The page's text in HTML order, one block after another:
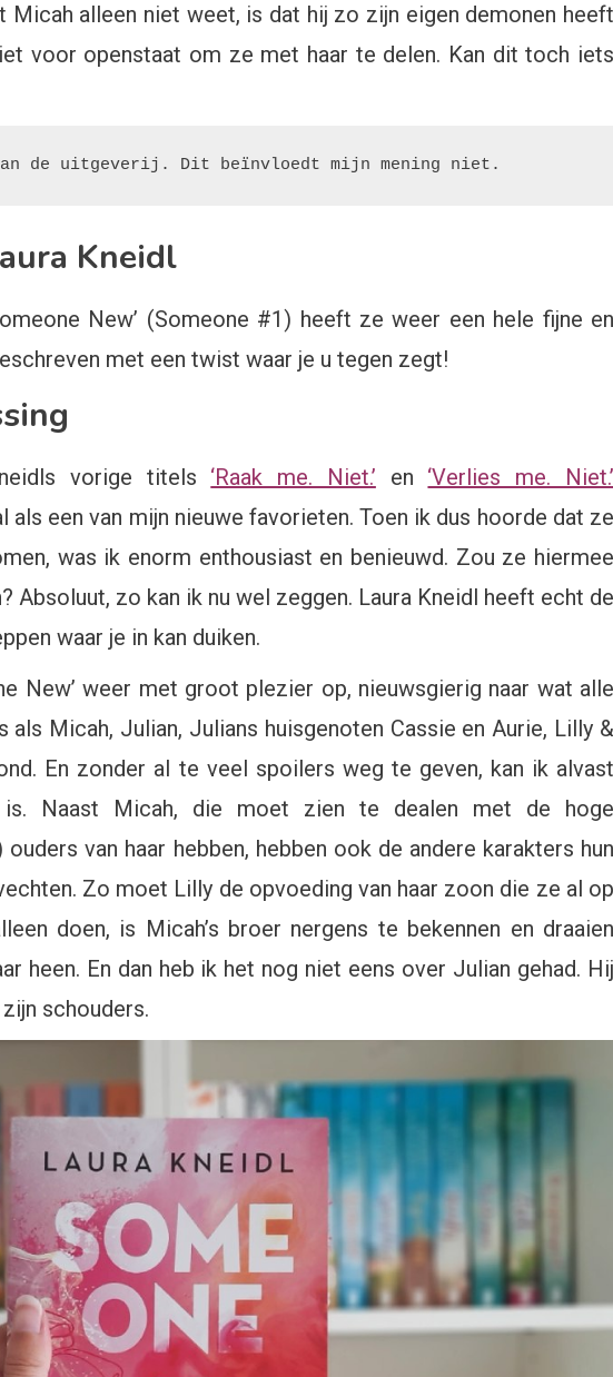
Micah alleen niet weet, is dat hij zo zijn eigen demonen heeft
voor openstaat om ze met haar te delen. Kan dit toch iets
de uitgeverij. Dit beïnvloedt mijn mening niet.
Kneidl
New’ (Someone #1) heeft ze weer een hele fijne en
met een twist waar je u tegen zegt!
vorige titels ‘Raak me. Niet.’ en ‘Verlies me. Niet.’
als een van mijn nieuwe favorieten. Toen ik dus hoorde dat ze
was ik enorm enthousiast en benieuwd. Zou ze hiermee
Absoluut, zo kan ik nu wel zeggen. Laura Kneidl heeft echt de
waar je in kan duiken.
New’ weer met groot plezier op, nieuwsgierig naar wat alle
als Micah, Julian, Julians huisgenoten Cassie en Aurie, Lilly &
En zonder al te veel spoilers weg te geven, kan ik alvast
Naast Micah, die moet zien te dealen met de hoge
van haar hebben, hebben ook de andere karakters hun
Zo moet Lilly de opvoeding van haar zoon die ze al op
doen, is Micah’s broer nergens te bekennen en draaien
heen. En dan heb ik het nog niet eens over Julian gehad. Hij
schouders.